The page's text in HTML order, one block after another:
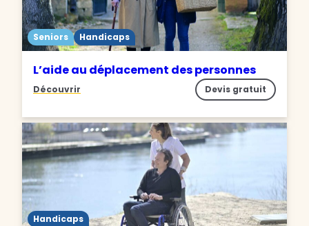
Seniors Handicaps
L’aide au déplacement des personnes
Découvrir Devis gratuit
Handicaps